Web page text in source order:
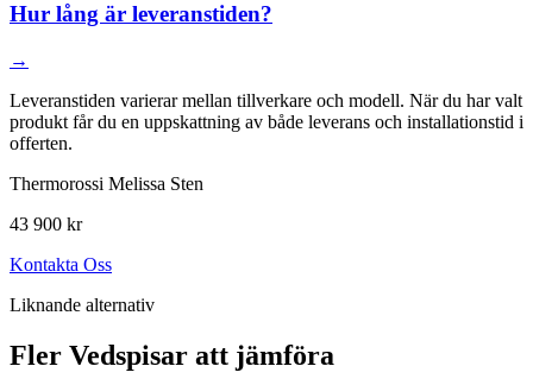
Hur lång är leveranstiden?
→
Leveranstiden varierar mellan tillverkare och modell. När du har valt
produkt får du en uppskattning av både leverans och installationstid i
offerten.
Thermorossi Melissa Sten
43 900 kr
Kontakta Oss
Liknande alternativ
Fler Vedspisar att jämföra